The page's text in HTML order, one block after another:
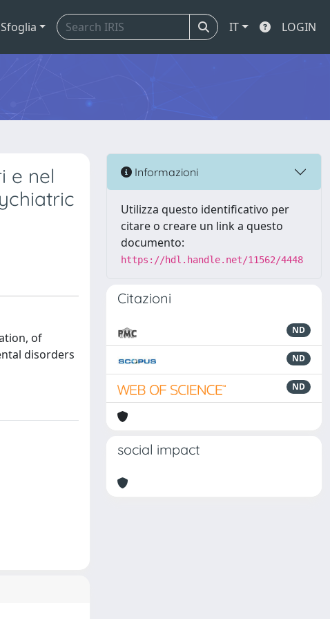
Sfoglia IT LOGIN
e nel
of
disorders
Informazioni
Utilizza questo identificativo per
citare o creare un link a questo
documento:
https://hdl.handle.net/11562/4448
Citazioni
ND
ND
ND
social impact